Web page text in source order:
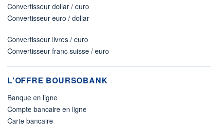
Convertisseur dollar / euro
Convertisseur euro / dollar
Convertisseur livres / euro
Convertisseur franc suisse / euro
L'OFFRE BOURSOBANK
Banque en ligne
Compte bancaire en ligne
Carte bancaire